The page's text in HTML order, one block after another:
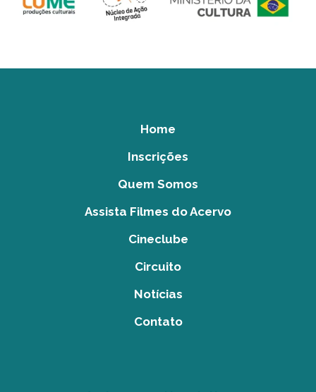
Home
Inscrições
Quem Somos
Assista Filmes do Acervo
Cineclube
Circuito
Notícias
Contato